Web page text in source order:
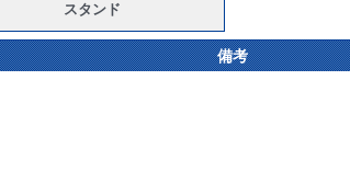
スタンド
備考